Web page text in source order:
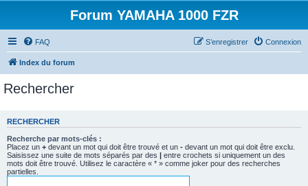
Forum YAMAHA 1000 FZR
FAQ Connexion
S’enregistrer
Index du forum
Rechercher
RECHERCHER
Recherche par mots-clés :
Placez un + devant un mot qui doit être trouvé et un - devant un mot qui doit être exclu.
Saisissez une suite de mots séparés par des | entre crochets si uniquement un des
mots doit être trouvé. Utilisez le caractère « * » comme joker pour des recherches
partielles.